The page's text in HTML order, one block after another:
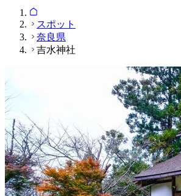
スポット
奈良県
吉水神社